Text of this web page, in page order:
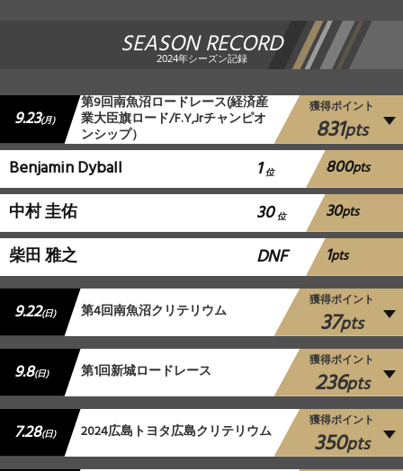
SEASON RECORD
2024年シーズン記録
9.23(月)
第9回南魚沼ロードレース(経済産
業大臣旗ロード/F.Y,Jrチャンピオ
ンシップ）
獲得ポイント
831pts
Benjamin Dyball 1 位 800pts
中村 圭佑 30 位 30pts
柴田 雅之 DNF 1pts
9.22(日) 第4回南魚沼クリテリウム
獲得ポイント
37pts
9.8(日) 第1回新城ロードレース
獲得ポイント
236pts
7.28(日) 2024広島トヨタ広島クリテリウム
獲得ポイント
350pts